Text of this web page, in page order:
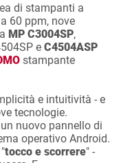
di stampanti a
60 ppm, nove
MP C3004SP,
e C4504ASP
stampante
e intuitività - e
tecnologie.
nuovo pannello di
operativo Android.
tocco e scorrere" -